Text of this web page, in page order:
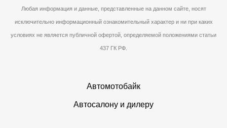
Любая информация и данные, представленные на данном сайте, носят
исключительно информационный ознакомительный характер и ни при каких
условиях не является публичной офертой, определяемой положениями статьи
437 ГК РФ.
Автомотобайк
Автосалону и дилеру